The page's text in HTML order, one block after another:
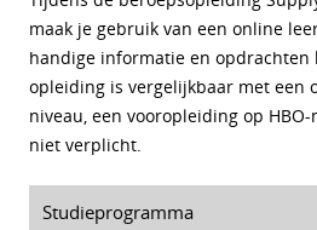
maak je gebruik van een online
handige informatie en opdrachten
opleiding is vergelijkbaar met een
niveau, een vooropleiding op
niet verplicht.
Studieprogramma